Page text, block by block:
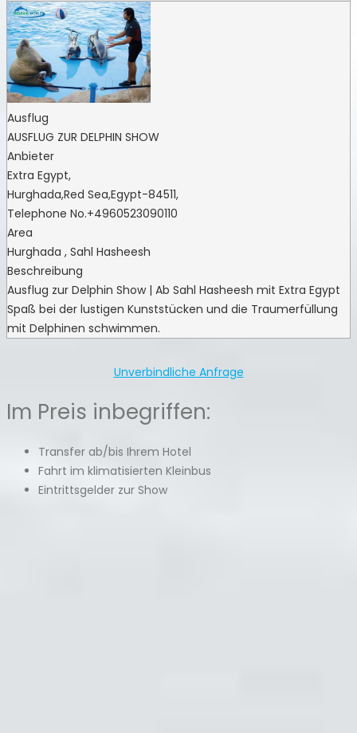
Ausflug
AUSFLUG ZUR DELPHIN SHOW
Anbieter
Extra Egypt,
Hurghada,Red Sea,Egypt-84511,
Telephone No.+4960523090110
Area
Hurghada , Sahl Hasheesh
Beschreibung
Ausflug zur Delphin Show | Ab Sahl Hasheesh mit Extra Egypt
Spaß bei der lustigen Kunststücken und die Traumerfüllung
mit Delphinen schwimmen.
Unverbindliche Anfrage
Im Preis inbegriffen:
Transfer ab/bis Ihrem Hotel
Fahrt im klimatisierten Kleinbus
Eintrittsgelder zur Show